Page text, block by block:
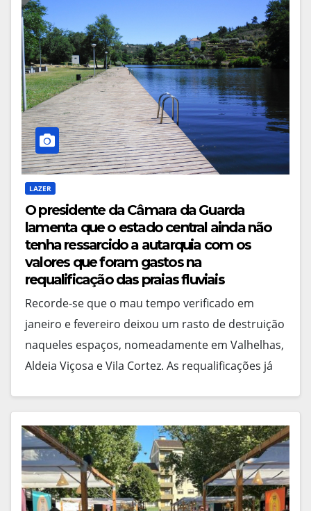
LAZER
O presidente da Câmara da Guarda
lamenta que o estado central ainda não
tenha ressarcido a autarquia com os
valores que foram gastos na
requalificação das praias fluviais
Recorde-se que o mau tempo verificado em
janeiro e fevereiro deixou um rasto de destruição
naqueles espaços, nomeadamente em Valhelhas,
Aldeia Viçosa e Vila Cortez. As requalificações já